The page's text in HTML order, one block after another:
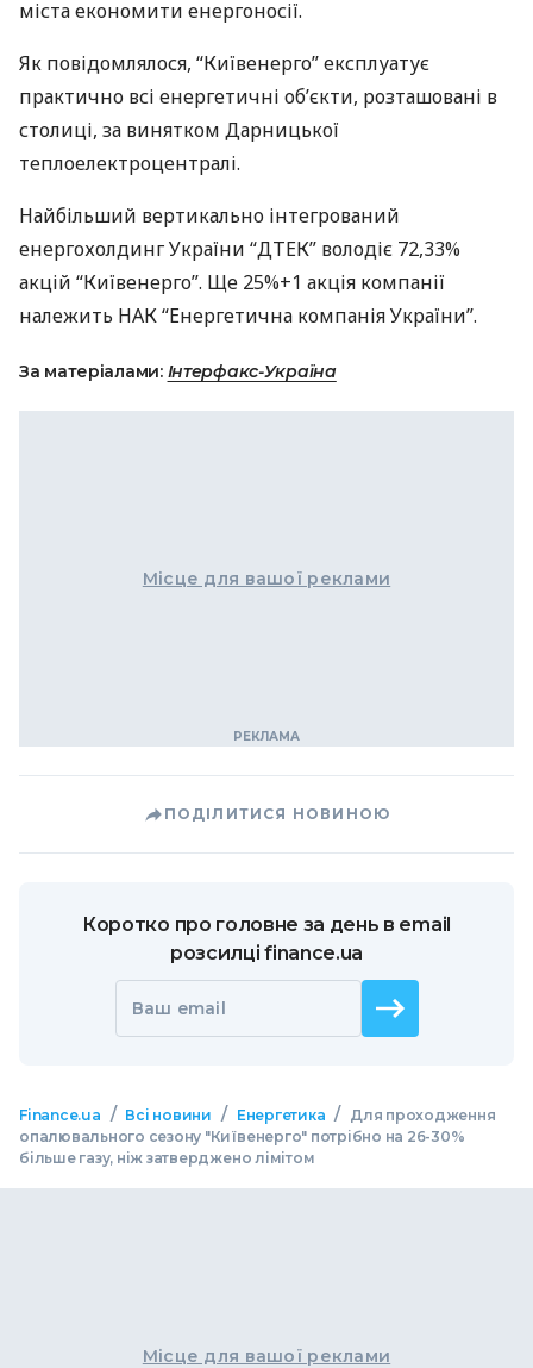
міста економити енергоносії.
Як повідомлялося, “Київенерго” експлуатує
практично всі енергетичні об’єкти, розташовані в
столиці, за винятком Дарницької
теплоелектроцентралі.
Найбільший вертикально інтегрований
енергохолдинг України “ДТЕК” володіє 72,33%
акцій “Київенерго”. Ще 25%+1 акція компанії
належить НАК“Енергетична компанія України”.
За матеріалами: Інтерфакс-Україна
Місце для вашої реклами
ПОДІЛИТИСЯ НОВИНОЮ
Коротко про головне за день в email
розсилці finance.ua
Ваш email
Finance.ua / Всі новини / Енергетика / Для проходження
опалювального сезону "Київенерго" потрібно на 26-30%
більше газу, ніж затверджено лімітом
Місце для вашої реклами